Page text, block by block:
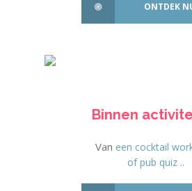
ONTDEK
Binnen
Van een cocktail
of pub quiz ..